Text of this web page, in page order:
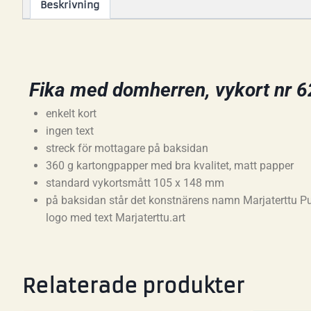
Beskrivning
Fika med domherren, vykort nr
enkelt kort
ingen text
streck för mottagare på baksidan
360 g kartongpapper med bra kvalitet, matt papper
standard vykortsmått 105 x 148 mm
på baksidan står det konstnärens namn Marjaterttu
logo med text Marjaterttu.art
Relaterade produkter